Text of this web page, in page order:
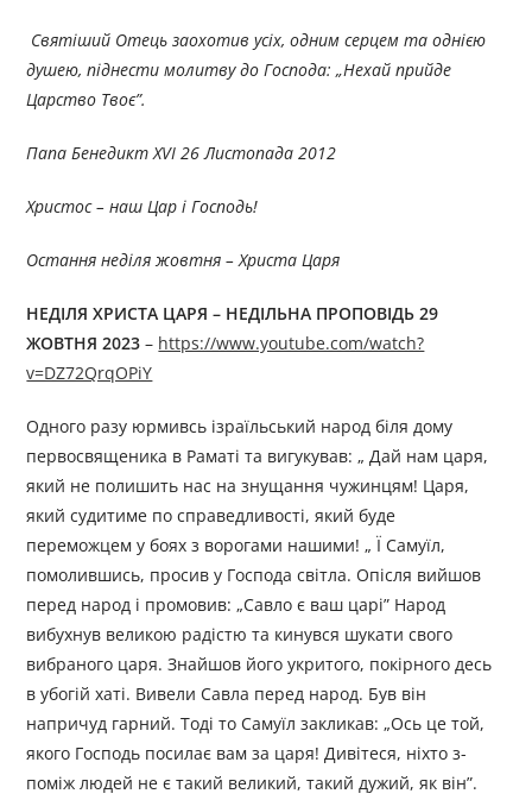
Святіший Отець заохотив усіх, одним серцем та однією
душею, піднести молитву до Господа: „Нехай прийде
Царство Твоє”.
Папа Бенедикт ХVІ 26 Листопада 2012
Христос – наш Цар і Господь!
Остання неділя жовтня – Христа Царя
НЕДІЛЯ ХРИСТА ЦАРЯ – НЕДІЛЬНА ПРОПОВІДЬ 29
ЖОВТНЯ 2023 – https://www.youtube.com/watch?
v=DZ72QrqOPiY
Одного разу юрмивсь ізраїльський народ біля дому
первосвященика в Раматі та вигукував: „ Дай нам царя,
який не полишить нас на знущання чужинцям! Царя,
який судитиме по справедливості, який буде
переможцем у боях з ворогами нашими! „ Ї Самуїл,
помолившись, просив у Господа світла. Опісля вийшов
перед народ і промовив: „Савло є ваш царі” Народ
вибухнув великою радістю та кинувся шукати свого
вибраного царя. Знайшов його укритого, покірного десь
в убогій хаті. Вивели Савла перед народ. Був він
напричуд гарний. Тоді то Самуїл закликав: „Ось це той,
якого Господь посилає вам за царя! Дивітеся, ніхто з-
поміж людей не є такий великий, такий дужий, як він”.